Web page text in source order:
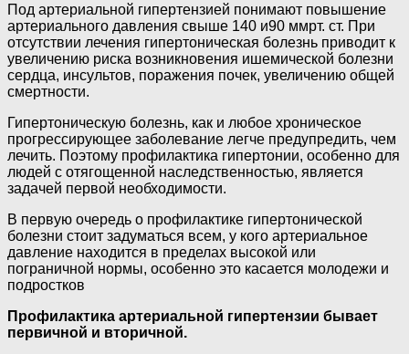
Под артериальной гипертензией понимают повышение
артериального давления свыше 140 и90 ммрт. ст. При
отсутствии лечения гипертоническая болезнь приводит к
увеличению риска возникновения ишемической болезни
сердца, инсультов, поражения почек, увеличению общей
смертности.
Гипертоническую болезнь, как и любое хроническое
прогрессирующее заболевание легче предупредить, чем
лечить. Поэтому профилактика гипертонии, особенно для
людей с отягощенной наследственностью, является
задачей первой необходимости.
В первую очередь о профилактике гипертонической
болезни стоит задуматься всем, у кого артериальное
давление находится в пределах высокой или
пограничной нормы, особенно это касается молодежи и
подростков
Профилактика артериальной гипертензии бывает
первичной и вторичной.